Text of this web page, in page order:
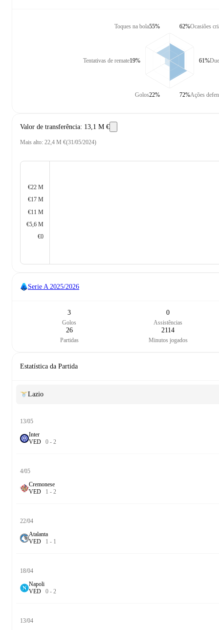
Toques na bola55%
Tentativas de remate19%
Golos22%
Ocasiões
62%
61%
Ações
72%
Valor de transferência: 13,1 M €
Mais alto: 22,4 M €(31/05/2024)
€22 M
€17 M
€11 M
€5,6 M
€0
Serie A 2025/2026
3
Golos
0
Assistências
26
Partidas
2114
Minutos jogados
Estatística da Partida
Lazio
13/05
Inter
VED 0 - 2
4/05
Cremonese
VED 1 - 2
22/04
Atalanta
VED 1 - 1
18/04
Napoli
VED 0 - 2
13/04